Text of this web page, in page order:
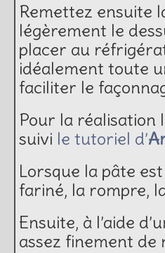
Remettez ensuite
légèrement le
placer au
idéalement toute
faciliter le
Pour la réalisation
suivi le tutoriel d’
Lorsque la pâte
fariné, la rompre,
Ensuite, à l’aide
assez finement